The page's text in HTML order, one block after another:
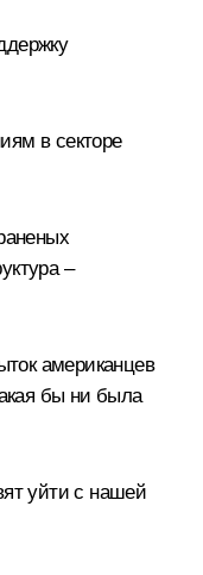
в секторе
–
американцев
бы ни была
уйти с нашей